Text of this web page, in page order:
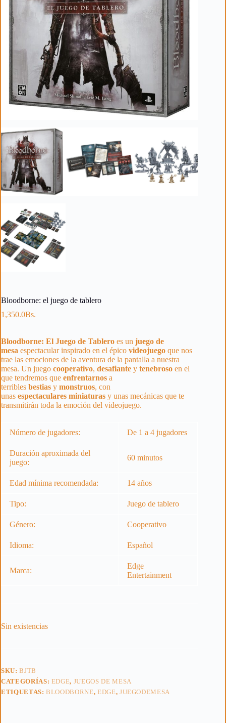
Bloodborne: el juego de tablero
1,350.0Bs.
Bloodborne: El Juego de Tablero es un juego de
mesa espectacular inspirado en el épico videojuego que nos
trae las emociones de la aventura de la pantalla a nuestra
mesa. Un juego cooperativo, desafiante y tenebroso en el
que tendremos que enfrentarnos a
terribles bestias y monstruos, con
unas espectaculares miniaturas y unas mecánicas que te
transmitirán toda la emoción del videojuego.
Número de jugadores: De 1 a 4 jugadores
Duración aproximada del
juego:
60 minutos
Edad mínima recomendada: 14 años
Tipo: Juego de tablero
Género: Cooperativo
Idioma: Español
Marca:
Edge
Entertainment
Sin existencias
SKU:BJTB
CATEGORÍAS: EDGE, JUEGOS DE MESA
ETIQUETAS:BLOODBORNE, EDGE, JUEGODEMESA